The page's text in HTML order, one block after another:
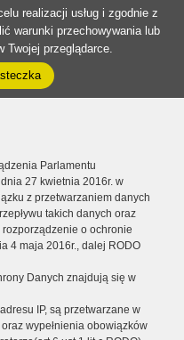
realizacji usług i zgodnie z
warunki przechowywania lub
Twojej przeglądarce.
Parlamentu
27 kwietnia 2016r. w
z przetwarzaniem danych
takich danych oraz
o ochronie
4 maja 2016r., dalej RODO
Danych znajdują się w
IP, są przetwarzane w
wypełnienia obowiązków